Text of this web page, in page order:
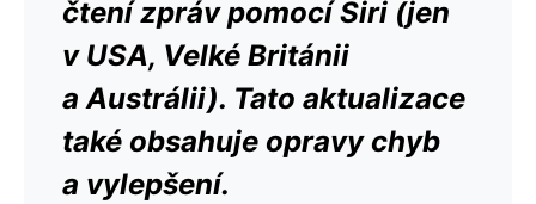
čtení zpráv pomocí Siri (jen
v USA, Velké Británii
a Austrálii). Tato aktualizace
také obsahuje opravy chyb
a vylepšení.